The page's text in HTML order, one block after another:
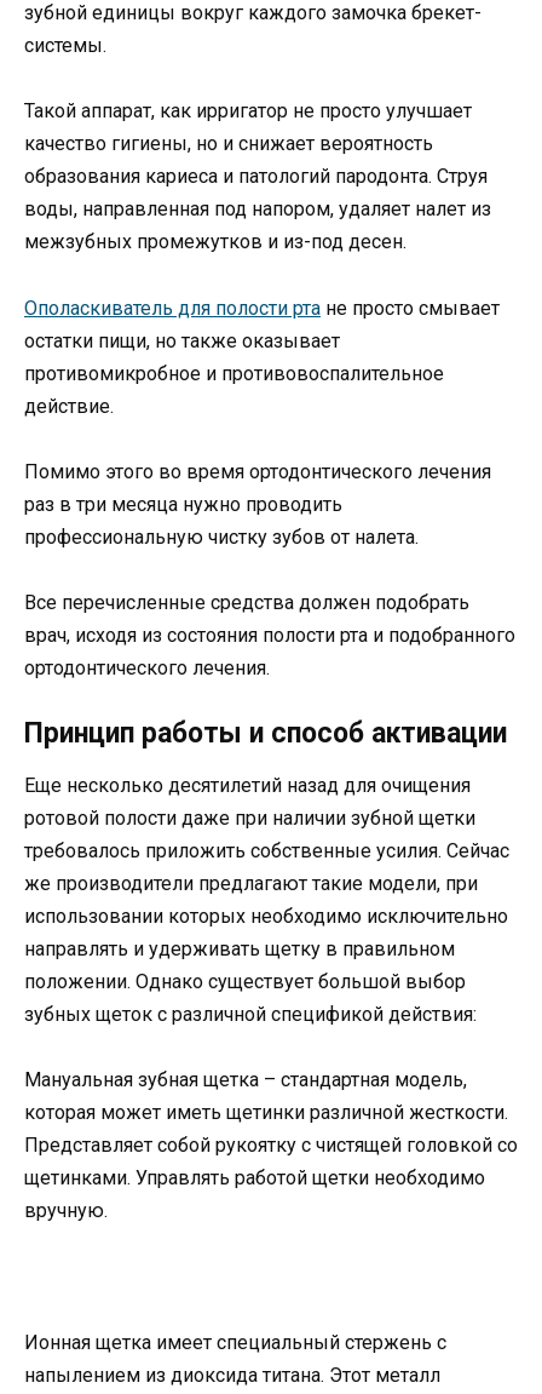
зубной единицы вокруг каждого замочка брекет-
системы.
Такой аппарат, как ирригатор не просто улучшает
качество гигиены, но и снижает вероятность
образования кариеса и патологий пародонта. Струя
воды, направленная под напором, удаляет налет из
межзубных промежутков и из-под десен.
Ополаскиватель для полости рта не просто смывает
остатки пищи, но также оказывает
противомикробное и противовоспалительное
действие.
Помимо этого во время ортодонтического лечения
раз в три месяца нужно проводить
профессиональную чистку зубов от налета.
Все перечисленные средства должен подобрать
врач, исходя из состояния полости рта и подобранного
ортодонтического лечения.
Принцип работы и способ активации
Еще несколько десятилетий назад для очищения
ротовой полости даже при наличии зубной щетки
требовалось приложить собственные усилия. Сейчас
же производители предлагают такие модели, при
использовании которых необходимо исключительно
направлять и удерживать щетку в правильном
положении. Однако существует большой выбор
зубных щеток с различной спецификой действия:
Мануальная зубная щетка – стандартная модель,
которая может иметь щетинки различной жесткости.
Представляет собой рукоятку с чистящей головкой со
щетинками. Управлять работой щетки необходимо
вручную.
Ионная щетка имеет специальный стержень с
напылением из диоксида титана. Этот металл